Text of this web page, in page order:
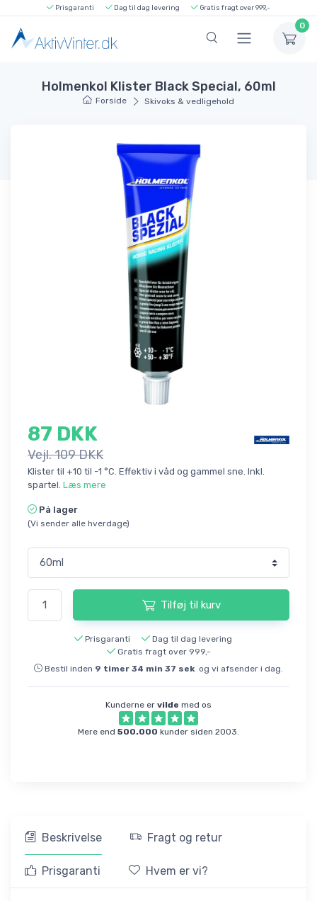
Prisgaranti Dag til dag levering Gratis fragt over 999,-
0
Holmenkol Klister Black Special, 60ml
Forside Skivoks & vedligehold
87 DKK
Vejl. 109 DKK
Klister til +10 til -1 °C. Effektiv i våd og gammel sne. Inkl.
spartel. Læs mere
På lager
(Vi sender alle hverdage)
Tilføj til kurv
Prisgaranti
Dag til dag levering
Gratis fragt over 999,-
Bestil inden 9 timer 34 min 37 sek og vi afsender i dag.
Kunderne er vilde med os
Mere end 500.000 kunder siden 2003.
Beskrivelse Fragt og retur
Prisgaranti Hvem er vi?